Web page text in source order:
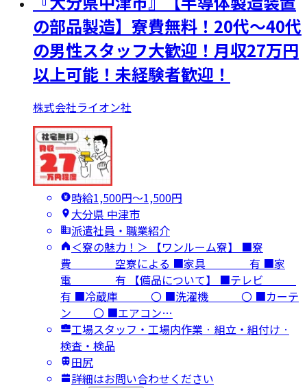
の部品製造】寮費無料！20代～40代
の男性スタッフ大歓迎！月収27万円
以上可能！未経験者歓迎！
株式会社ライオン社
時給1,500円〜1,500円
大分県 中津市
派遣社員・職業紹介
＜寮の魅力！＞ 【ワンルーム寮】 ■寮
費 空寮による ■家具 有 ■家
電 有 【備品について】 ■テレビ
有 ■冷蔵庫 〇 ■洗濯機 〇 ■カーテ
ン 〇 ■エアコン…
工場スタッフ・工場内作業 · 組立・組付け ·
検査・検品
田尻
詳細はお問い合わせください